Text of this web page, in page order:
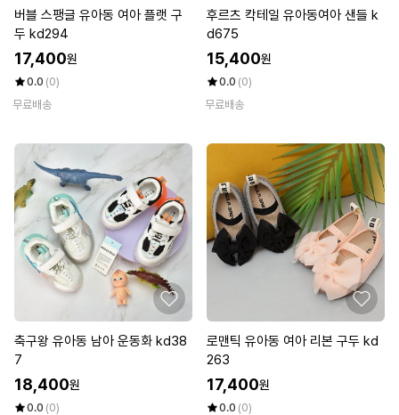
버블 스팽글 유아동 여아 플랫 구
두 kd294
17,400원
0.0 (0)
무료배송
후르츠 칵테일 유아동여아 샌들 k
d675
15,400원
0.0 (0)
무료배송
축구왕 유아동 남아 운동화 kd38
7
18,400원
0.0 (0)
로맨틱 유아동 여아 리본 구두 kd
263
17,400원
0.0 (0)